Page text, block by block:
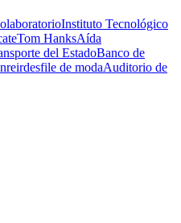
Instituto Tecnológico
Tom HanksAída
del EstadoBanco de
desfile de modaAuditorio de